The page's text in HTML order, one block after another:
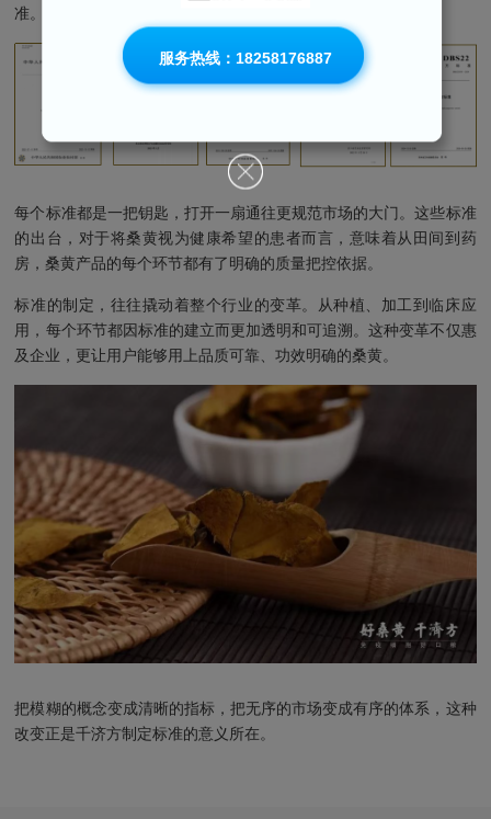
准。
每个标准都是一把钥匙，打开一扇通往更规范市场的大门。这些标准
的出台，对于将桑黄视为健康希望的患者而言，意味着从田间到药
房，桑黄产品的每个环节都有了明确的质量把控依据。
标准的制定，往往撬动着整个行业的变革。从种植、加工到临床应
用，每个环节都因标准的建立而更加透明和可追溯。这种变革不仅惠
及企业，更让用户能够用上品质可靠、功效明确的桑黄。
把模糊的概念变成清晰的指标，把无序的市场变成有序的体系，这种
改变正是千济方制定标准的意义所在。
服务热线：18258176887